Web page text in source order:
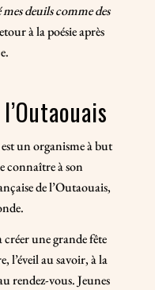
deuils comme des
à la poésie après
un organisme à but
connaître à son
de l’Outaouais,
une grande fête
l’éveil au savoir, à la
rendez-vous. Jeunes